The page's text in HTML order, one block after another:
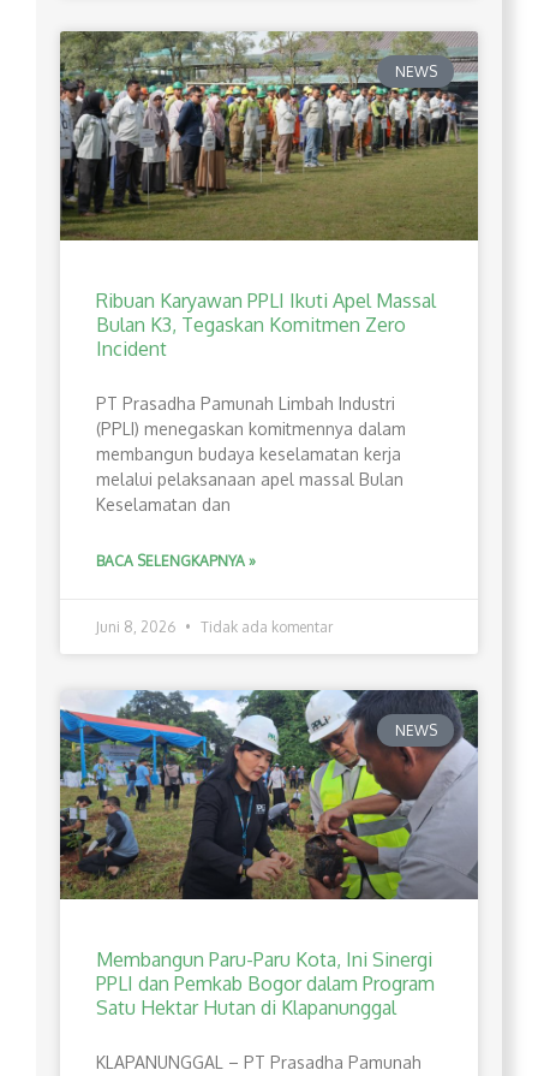
NEWS
Ribuan Karyawan PPLI Ikuti Apel Massal
Bulan K3, Tegaskan Komitmen Zero
Incident
PT Prasadha Pamunah Limbah Industri
(PPLI) menegaskan komitmennya dalam
membangun budaya keselamatan kerja
melalui pelaksanaan apel massal Bulan
Keselamatan dan
BACA SELENGKAPNYA »
Juni 8, 2026 Tidak ada komentar
NEWS
Membangun Paru-Paru Kota, Ini Sinergi
PPLI dan Pemkab Bogor dalam Program
Satu Hektar Hutan di Klapanunggal
​KLAPANUNGGAL – PT Prasadha Pamunah